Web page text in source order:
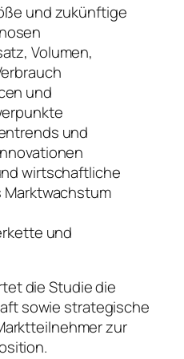
und zukünftige
Volumen,
und
und
wirtschaftliche
Marktwachstum
und
die Studie die
sowie strategische
zur